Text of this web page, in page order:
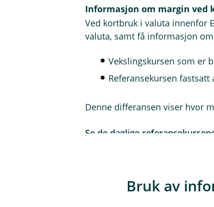
Informasjon om margin ved
Ved kortbruk i valuta innenfor
valuta, samt få informasjon
Vekslingskursen som er
Referansekursen fastsatt
Denne differansen viser hvor
Se de daglige
Eksempel: Slik kan et kjøp i
La oss si at du bruker
Bruk av